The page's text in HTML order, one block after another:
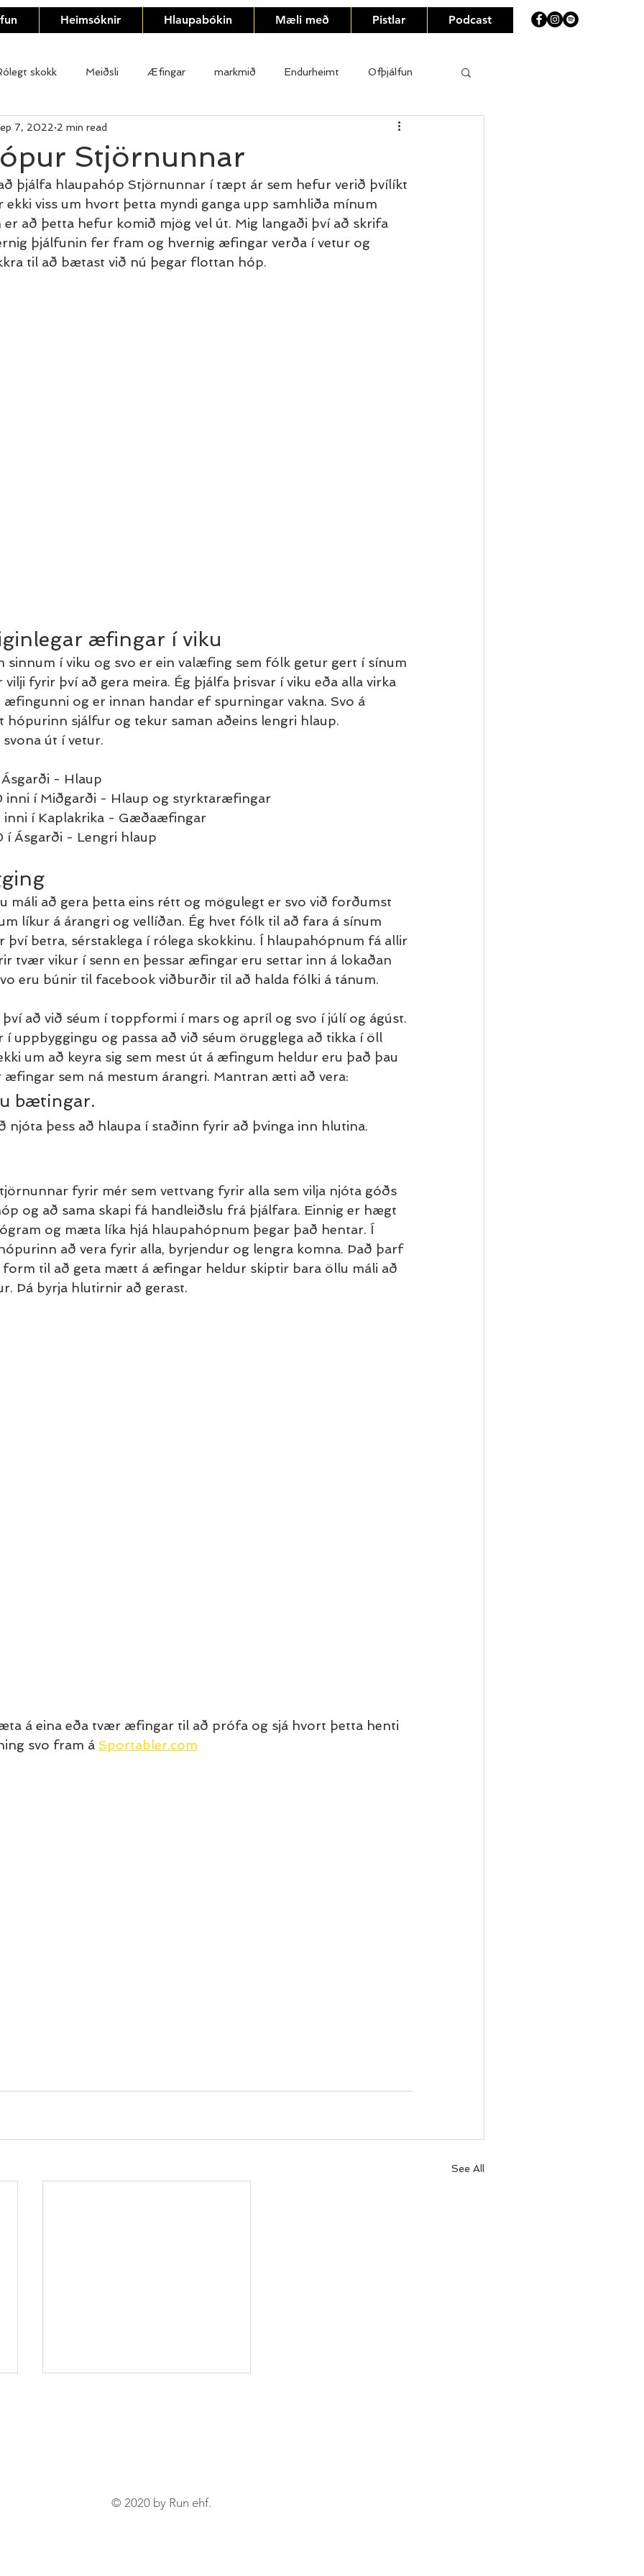
Heimsóknir Hlaupabókin Mæli með Pistlar Podcast
skokk Meiðsli Æfingar markmið Endurheimt Ofþjálfun
Hlauparans
Stjörnunnar
7, 2022 2 min read
þjálfa hlaupahóp Stjörnunnar í tæpt ár sem hefur verið þvílíkt
ekki viss um hvort þetta myndi ganga upp samhliða mínum
að þetta hefur komið mjög vel út. Mig langaði því að skrifa
þjálfunin fer fram og hvernig æfingar verða í vetur og
til að bætast við nú þegar flottan hóp.
æfingar í viku
í viku og svo er ein valæfing sem fólk getur gert í sínum
fyrir því að gera meira. Ég þjálfa þrisvar í viku eða alla virka
æfingunni og er innan handar ef spurningar vakna. Svo á
hópurinn sjálfur og tekur saman aðeins lengri hlaup.
út í vetur.
- Hlaup
inni í Miðgarði - Hlaup og styrktaræfingar
inni í Kaplakrika - Gæðaæfingar
í Ásgarði - Lengri hlaup
máli að gera þetta eins rétt og mögulegt er svo við forðumst
líkur á árangri og vellíðan. Ég hvet fólk til að fara á sínum
því betra, sérstaklega í rólega skokkinu. Í hlaupahópnum fá allir
tvær vikur í senn en þessar æfingar eru settar inn á lokaðan
eru búnir til facebook viðburðir til að halda fólki á tánum.
að við séum í toppformi í mars og apríl og svo í júlí og ágúst.
uppbyggingu og passa að við séum örugglega að tikka í öll
um að keyra sig sem mest út á æfingum heldur eru það þau
sem ná mestum árangri. Mantran ætti að vera:
bætingar.
njóta þess að hlaupa í staðinn fyrir að þvinga inn hlutina.
fyrir mér sem vettvang fyrir alla sem vilja njóta góðs
og að sama skapi fá handleiðslu frá þjálfara. Einnig er hægt
og mæta líka hjá hlaupahópnum þegar það hentar. Í
að vera fyrir alla, byrjendur og lengra komna. Það þarf
form til að geta mætt á æfingar heldur skiptir bara öllu máli að
Þá byrja hlutirnir að gerast.
á eina eða tvær æfingar til að prófa og sjá hvort þetta henti
svo fram á Sportabler.com
See All
© 2020 by Run ehf.